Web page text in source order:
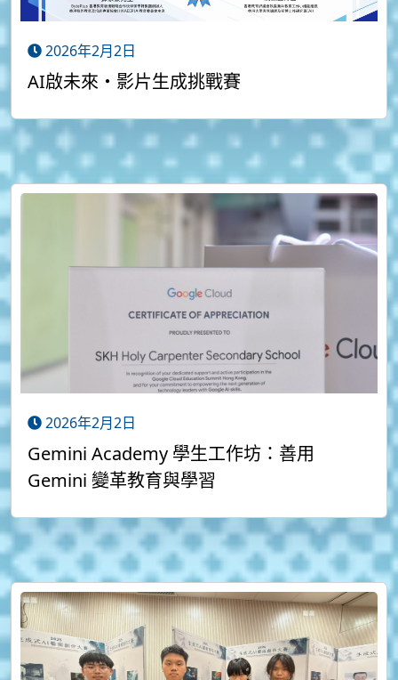
2026年2月2日
AI啟未來・影片生成挑戰賽
2026年2月2日
Gemini Academy 學生工作坊：善用
Gemini 變革教育與學習